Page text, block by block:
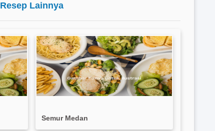
Resep Lainnya
Semur Medan